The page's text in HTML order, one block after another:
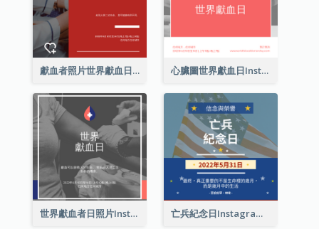
獻血者照片世界獻血日Instagram帖子 心臟圖世界獻血日Instagram帖子
世界獻血者日照片Instagram帖子 亡兵紀念日Instagram帖子(附名言引用)